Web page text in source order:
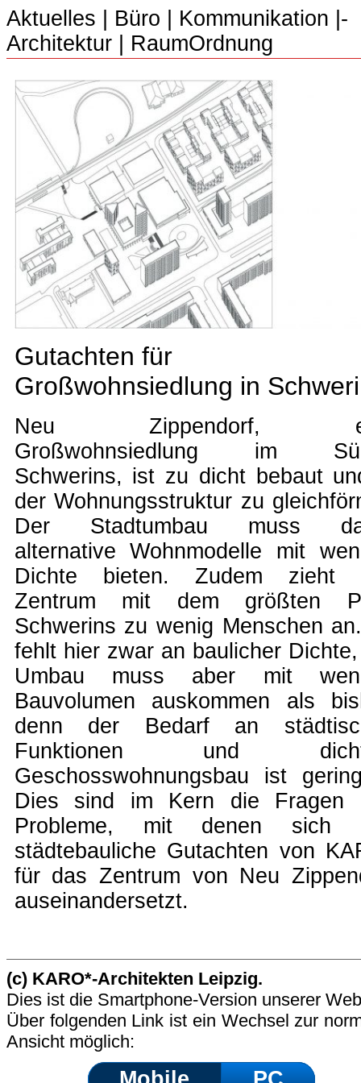
Aktuelles Büro Kommunikation |­
Architektur
RaumOrdnung
Gutachten für
Großwohnsiedlung in
Neu Zippendorf,
Großwohnsiedlung im
Schwerins, ist zu dicht bebaut
der Wohnungsstruktur zu
Der Stadtumbau muss
alternative Wohnmodelle mit
Dichte bieten. Zudem zieht
Zentrum mit dem größten
Schwerins zu wenig Menschen
fehlt hier zwar an baulicher
Umbau muss aber mit
Bauvolumen auskommen als
denn der Bedarf an
Funktionen und
Geschosswohnungsbau ist
Dies sind im Kern die Fragen
Probleme, mit denen sich
städtebauliche Gutachten von
für das Zentrum von Neu
auseinandersetzt.
(c) KARO*-Architekten Leipzig.
Dies ist die Smartphone-Version unserer
Über folgenden Link ist ein Wechsel zur
Ansicht möglich: